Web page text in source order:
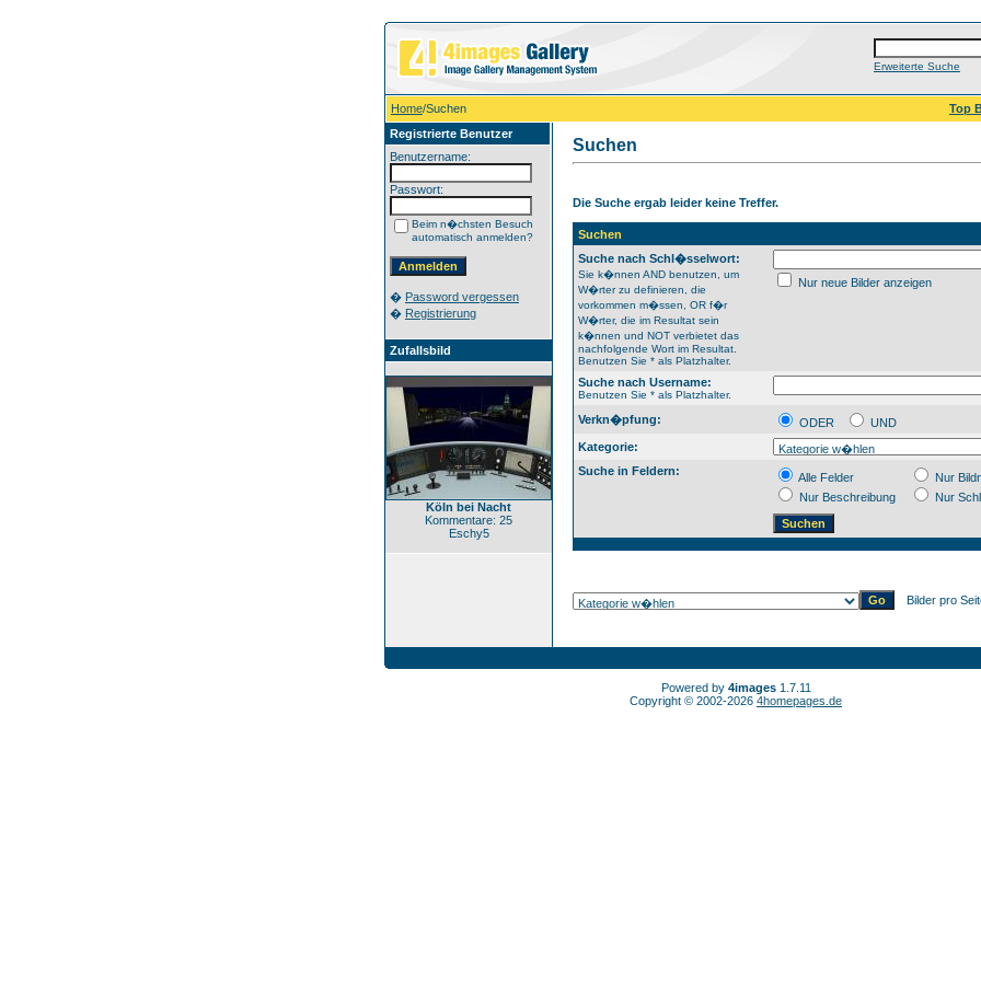
Erweiterte Suche
Home/Suchen Top
Registrierte Benutzer
Benutzername:
Passwort:
Beim n�chsten Besuch
automatisch anmelden?
� Password vergessen
� Registrierung
Zufallsbild
Köln bei Nacht
Kommentare: 25
Eschy5
Suchen
Die Suche ergab leider keine Treffer.
Suchen
Suche nach Schl�sselwort:
Sie k�nnen AND benutzen, um
W�rter zu definieren, die
vorkommen m�ssen, OR f�r
W�rter, die im Resultat sein
k�nnen und NOT verbietet das
nachfolgende Wort im Resultat.
Benutzen Sie * als Platzhalter.
Nur neue Bilder anzeigen
Suche nach Username:
Benutzen Sie * als Platzhalter.
Verkn�pfung: ODER
UND
Kategorie:
Suche in Feldern:
Alle Felder
Nur
Nur Beschreibung
Nur
Bilder pro
Powered by 4images1.7.11
Copyright © 2002-2026 4homepages.de